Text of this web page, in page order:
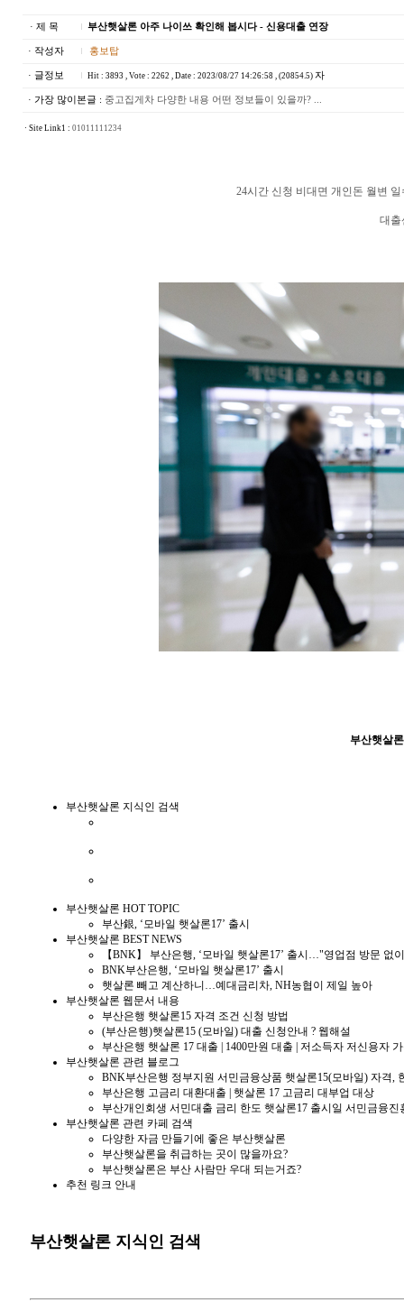
· 제 목 부산햇살론 아주 나이쓰 확인해 봅시다 - 신용대출 연장
· 작성자 홍보탑
· 글정보 Hit : 3893 , Vote : 2262 , Date : 2023/08/27 14:26:58 , (20854.5) 자
· 가장 많이본글 : 중고집게차 다양한 내용 어떤 정보들이 있을까? ...
· Site Link1 : 01011111234
24시간 신청 비대면 개인돈 월변
대출
부산햇살
부산햇살론 지식인 검색
부산햇살론 HOT TOPIC
부산銀, ‘모바일 햇살론17’ 출시
부산햇살론 BEST NEWS
【BNK】 부산은행, ‘모바일 햇살론17’ 출시…"영업점 방문 없
BNK부산은행, ‘모바일 햇살론17’ 출시
햇살론 빼고 계산하니…예대금리차, NH농협이 제일 높아
부산햇살론 웹문서 내용
부산은행 햇살론15 자격 조건 신청 방법
(부산은행)햇살론15 (모바일) 대출 신청안내 ? 웹해설
부산은행 햇살론 17 대출 | 1400만원 대출 | 저소득자 저신용자
부산햇살론 관련 블로그
BNK부산은행 정부지원 서민금융상품 햇살론15(모바일) 자격,
부산은행 고금리 대환대출 | 햇살론 17 고금리 대부업 대상
부산개인회생 서민대출 금리 한도 햇살론17 출시일 서민금융진
부산햇살론 관련 카페 검색
다양한 자금 만들기에 좋은 부산햇살론
부산햇살론을 취급하는 곳이 많을까요?
부산햇살론은 부산 사람만 우대 되는거죠?
추천 링크 안내
부산햇살론 지식인 검색